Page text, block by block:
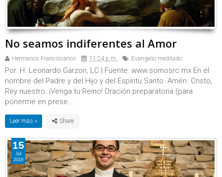
No seamos indiferentes al Amor
Hermanos Franciscanos 11:24 p.m. Evangelio meditado
Por: H. Leonardo Garzon, LC | Fuente: www.somosrc.mx En el
nombre del Padre y del Hijo y del Espíritu Santo. Amén. Cristo,
Rey nuestro. ¡Venga tu Reino! Oración preparatoria (para
ponerme en prese...
Leer más »
15
Jul
2019